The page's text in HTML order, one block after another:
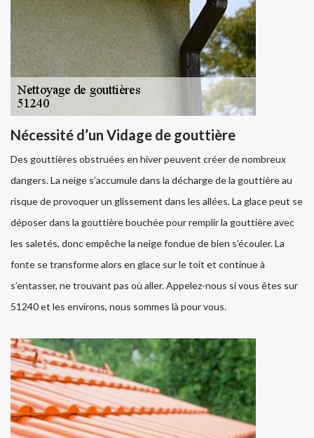
Nécessité d’un Vidage de gouttière
Des gouttières obstruées en hiver peuvent créer de nombreux
dangers. La neige s’accumule dans la décharge de la gouttière au
risque de provoquer un glissement dans les allées. La glace peut se
déposer dans la gouttière bouchée pour remplir la gouttière avec
les saletés, donc empêche la neige fondue de bien s'écouler. La
fonte se transforme alors en glace sur le toit et continue à
s’entasser, ne trouvant pas où aller. Appelez-nous si vous êtes sur
51240 et les environs, nous sommes là pour vous.